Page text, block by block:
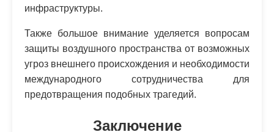
инфраструктуры.
Также большое внимание уделяется вопросам
защиты воздушного пространства от возможных
угроз внешнего происхождения и необходимости
международного сотрудничества для
предотвращения подобных трагедий.
Заключение